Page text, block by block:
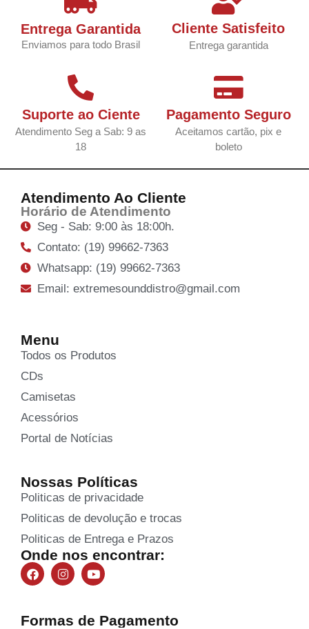
Entrega Garantida
Enviamos para todo Brasil
Cliente Satisfeito
Entrega garantida
Suporte ao Ciente
Atendimento Seg a Sab: 9 as
18
Pagamento Seguro
Aceitamos cartão, pix e
boleto
Atendimento Ao Cliente
Horário de Atendimento
Seg - Sab: 9:00 às 18:00h.
Contato: (19) 99662-7363
Whatsapp: (19) 99662-7363
Email: extremesounddistro@gmail.com
Menu
Todos os Produtos
CDs
Camisetas
Acessórios
Portal de Notícias
Nossas Políticas
Politicas de privacidade
Politicas de devolução e trocas
Politicas de Entrega e Prazos
Onde nos encontrar:
Formas de Pagamento